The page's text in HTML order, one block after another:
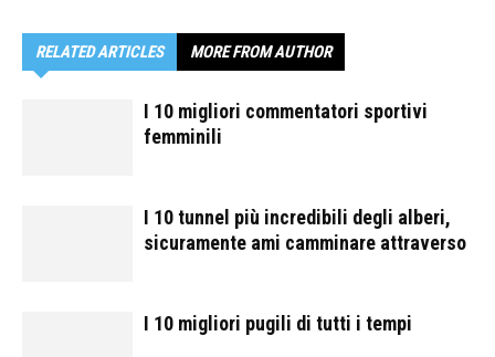
RELATED ARTICLES MORE FROM AUTHOR
I 10 migliori commentatori sportivi
femminili
I 10 tunnel più incredibili degli alberi,
sicuramente ami camminare attraverso
I 10 migliori pugili di tutti i tempi